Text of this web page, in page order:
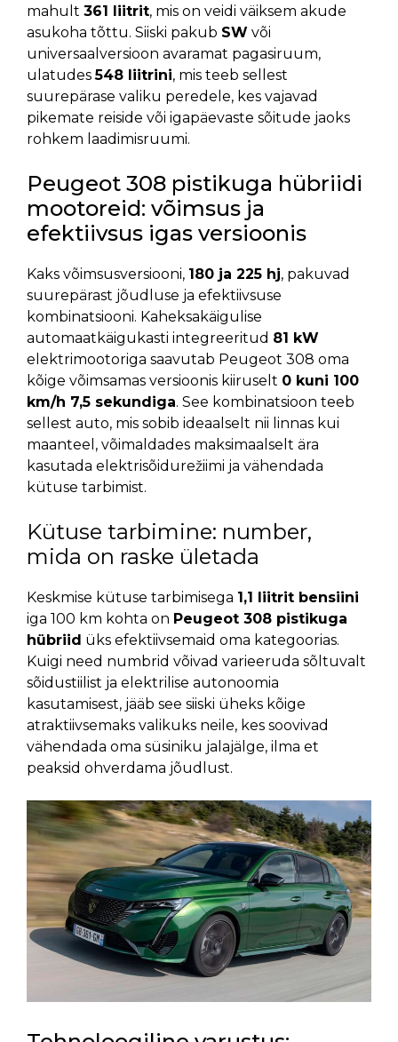
mahult 361 liitrit, mis on veidi väiksem akude
asukoha tõttu. Siiski pakub SW või
universaalversioon avaramat pagasiruum,
ulatudes548 liitrini, mis teeb sellest
suurepärase valiku peredele, kes vajavad
pikemate reiside või igapäevaste sõitude jaoks
rohkem laadimisruumi.
Peugeot 308 pistikuga hübriidi
mootoreid: võimsus ja
efektiivsus igas versioonis
Kaks võimsusversiooni, 180 ja 225 hj, pakuvad
suurepärast jõudluse ja efektiivsuse
kombinatsiooni. Kaheksakäigulise
automaatkäigukasti integreeritud 81 kW
elektrimootoriga saavutab Peugeot 308 oma
kõige võimsamas versioonis kiiruselt 0 kuni 100
km/h 7,5 sekundiga. See kombinatsioon teeb
sellest auto, mis sobib ideaalselt nii linnas kui
maanteel, võimaldades maksimaalselt ära
kasutada elektrisõidurežiimi ja vähendada
kütuse tarbimist.
Kütuse tarbimine: number,
mida on raske ületada
Keskmise kütuse tarbimisega 1,1 liitrit bensiini
iga 100 km kohta on Peugeot 308 pistikuga
hübriid üks efektiivsemaid oma kategoorias.
Kuigi need numbrid võivad varieeruda sõltuvalt
sõidustiilist ja elektrilise autonoomia
kasutamisest, jääb see siiski üheks kõige
atraktiivsemaks valikuks neile, kes soovivad
vähendada oma süsiniku jalajälge, ilma et
peaksid ohverdama jõudlust.